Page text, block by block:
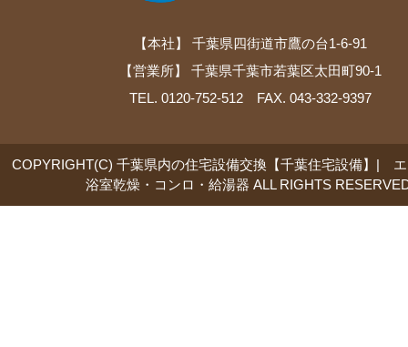
【本社】 千葉県四街道市鷹の台1-6-91
【営業所】 千葉県千葉市若葉区太田町90-1
TEL. 0120-752-512 FAX. 043-332-9397
COPYRIGHT(C) 千葉県内の住宅設備交換【千葉住宅設備】|
浴室乾燥・コンロ・給湯器 ALL RIGHTS